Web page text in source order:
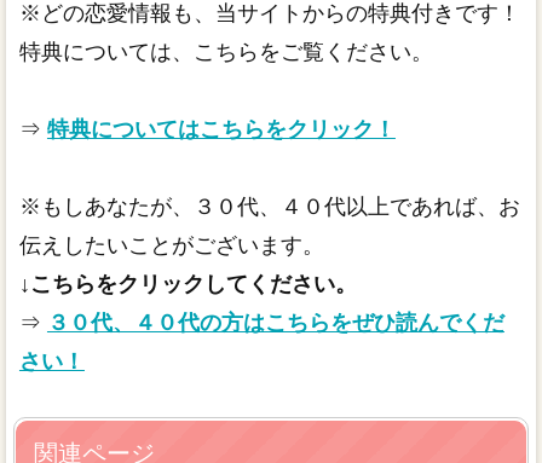
※どの恋愛情報も、当サイトからの特典付きです！
特典については、こちらをご覧ください。
⇒ 特典についてはこちらをクリック！
※もしあなたが、３０代、４０代以上であれば、お
伝えしたいことがございます。
↓こちらをクリックしてください。
⇒ ３０代、４０代の方はこちらをぜひ読んでくだ
さい！
関連ページ